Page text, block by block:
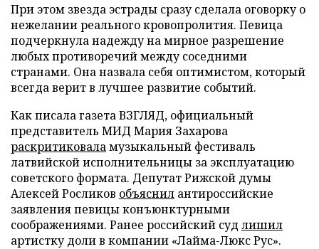
При этом звезда эстрады сразу сделала оговорку о
нежелании реального кровопролития. Певица
подчеркнула надежду на мирное разрешение
любых противоречий между соседними
странами. Она назвала себя оптимистом, который
всегда верит в лучшее развитие событий.
Как писала газета ВЗГЛЯД, официальный
представитель МИД Мария Захарова
раскритиковаламузыкальный фестиваль
латвийской исполнительницы за эксплуатацию
советского формата. Депутат Рижской думы
Алексей Росликов объяснил антироссийские
заявления певицы конъюнктурными
соображениями. Ранее российский суд лишил
артистку доли в компании «Лайма-Люкс Рус».